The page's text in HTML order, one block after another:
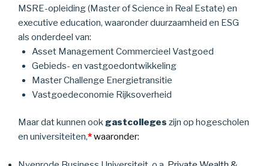
MSRE-opleiding (Master of Science in Real Estate) en
executive education, waaronder duurzaamheid en ESG
als onderdeel van:
Asset Management Commercieel Vastgoed
Gebieds- en vastgoedontwikkeling
Master Challenge Energietransitie
Vastgoedeconomie Rijksoverheid
Maar dat kunnen ookgastcolleges zijn op hogescholen
en universiteiten,*waaronder: